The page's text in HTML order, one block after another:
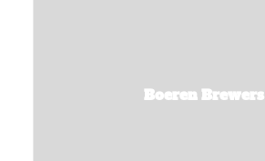
Boeren Brewers